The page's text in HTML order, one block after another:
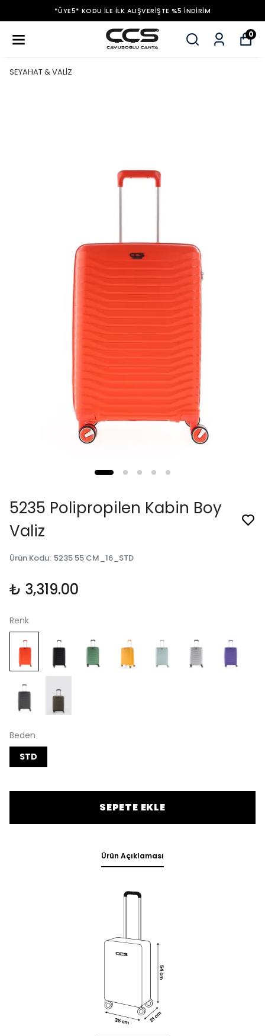
*ÜYE5* KODU ILE İLK ALIŞVERIŞTE %5 İNDIRIM
0
SEYAHAT & VALİZ
5235 Polipropilen Kabin Boy
Valiz
Ürün Kodu: 5235 55 CM_16_STD
₺ 3,319.00
Renk
Beden
STD
SEPETE EKLE
Ürün Açıklaması